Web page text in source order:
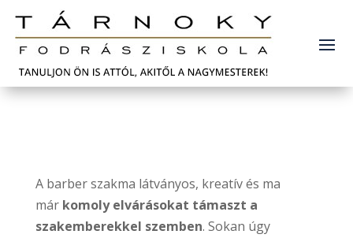
A barber szakma látványos, kreatív és ma
már komoly elvárásokat támaszt a
szakemberekkel szemben. Sokan úgy